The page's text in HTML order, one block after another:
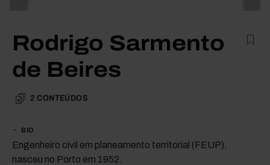
Rodrigo Sarmento
de Beires
2 CONTEÚDOS
BIO
Engenheiro civil em planeamento territorial (FEUP),
nasceu no Porto em 1952.